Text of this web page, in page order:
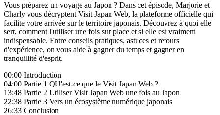
Vous préparez un voyage au Japon ? Dans cet épisode, Marjorie et
Charly vous décryptent Visit Japan Web, la plateforme officielle qui
facilite votre arrivée sur le territoire japonais. Découvrez à quoi elle
sert, comment l'utiliser une fois sur place et si elle est vraiment
indispensable. Entre conseils pratiques, astuces et retours
d'expérience, on vous aide à gagner du temps et gagner en
tranquillité d'esprit.
00:00 Introduction
04:00 Partie 1 QU'est-ce que le Visit Japan Web ?
13:48 Partie 2 Utiliser Visit Japan Web une fois au Japon
22:38 Partie 3 Vers un écosystème numérique japonais
26:33 Conclusion